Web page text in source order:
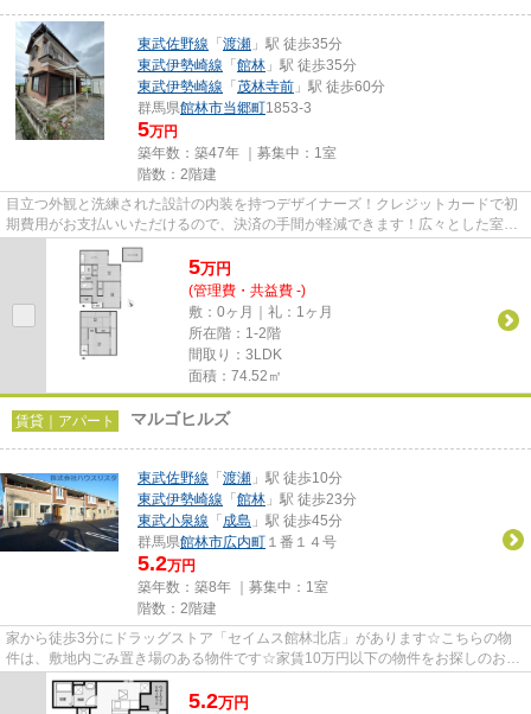
東武佐野線 「 渡瀬 」駅 徒歩35分
東武伊勢崎線 「 館林 」駅 徒歩35分
東武伊勢崎線 「 茂林寺前 」駅 徒歩60分
群馬県館林市当郷町1853-3
5万円
築年数：築47年 ｜募集中： 1室
階数：2階建
目立つ外観と洗練された設計の内装を持つデザイナーズ！クレジットカードで初
期費用がお支払いいただけるので、決済の手間が軽減できます！広々とした室内
のある一戸建て物件はこちら...
5万円
(管理費・共益費 -)
敷：0ヶ月｜礼：1ヶ月
所在階：1-2階
間取り：3LDK
面積：74.52㎡
賃貸｜アパート マルゴヒルズ
東武佐野線 「 渡瀬 」駅 徒歩10分
東武伊勢崎線 「 館林 」駅 徒歩23分
東武小泉線 「 成島 」駅 徒歩45分
群馬県館林市広内町 １番１４号
5.2万円
築年数：築8年 ｜募集中： 1室
階数：2階建
家から徒歩3分にドラッグストア「セイムス館林北店」があります☆こちらの物
件は、敷地内ごみ置き場のある物件です☆家賃10万円以下の物件をお探しのお客
様におすすめです☆新着情報：マ...
5.2万円